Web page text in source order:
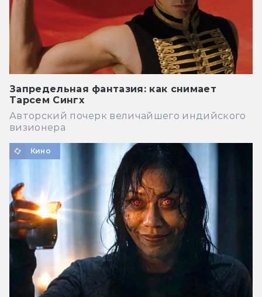
Запредельная фантазия: как снимает
Тарсем Сингх
Авторский почерк величайшего индийского
визионера
Кино